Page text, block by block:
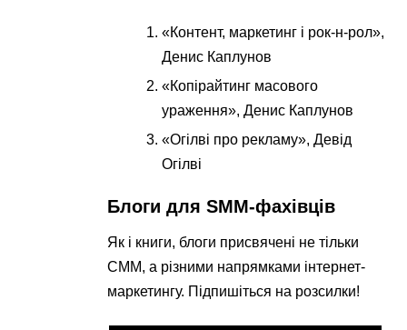
«Контент, маркетинг і рок-н-рол»,
Денис Каплунов
«Копірайтинг масового
ураження», Денис Каплунов
«Огілві про рекламу», Девід
Огілві
Блоги для SMM-фахівців
Як і книги, блоги присвячені не тільки
СММ, а різними напрямками інтернет-
маркетингу. Підпишіться на розсилки!